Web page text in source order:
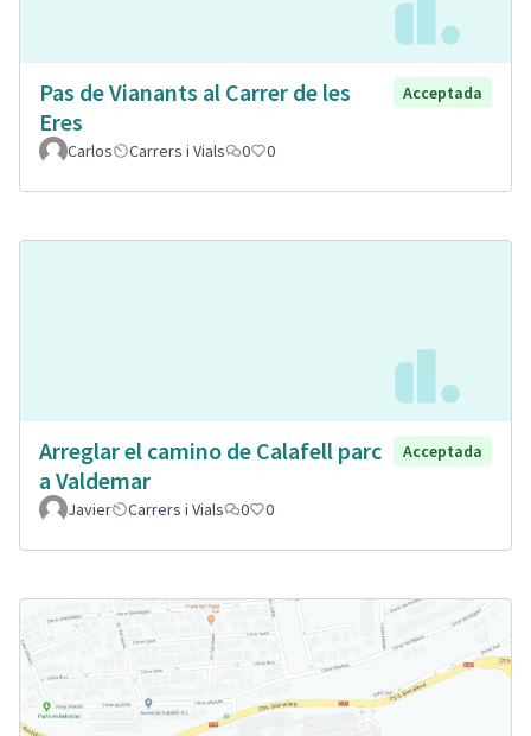
Pas de Vianants al Carrer de les
Eres
Acceptada
Carlos Carrers i Vials 0 0
Arreglar el camino de Calafell parc
a Valdemar
Acceptada
Javier Carrers i Vials 0 0